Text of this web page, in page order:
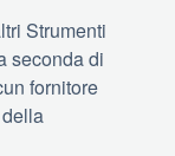
Strumenti
seconda di
fornitore